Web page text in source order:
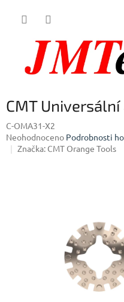
CMT
C-OMA31-X2
Průměrné
hodnocení
Neohodnoceno Podrobnosti
Značka: CMT Orange Tools